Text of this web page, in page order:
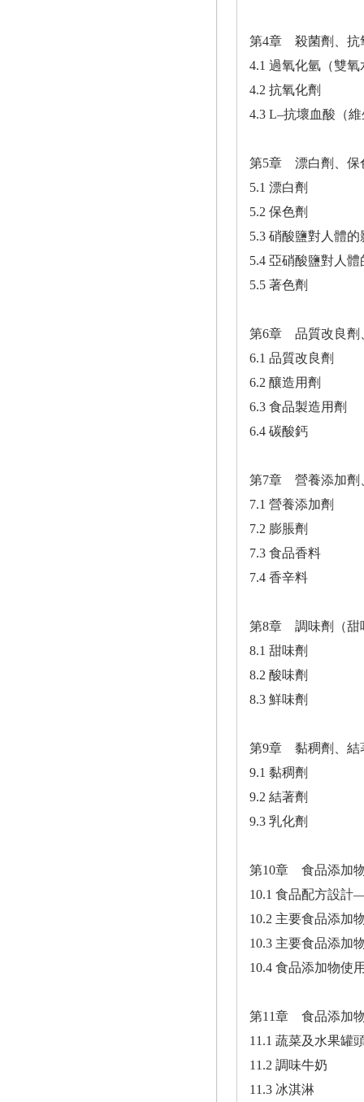
第4章 殺菌劑、抗
4.1 過氧化氫（雙氧
4.2 抗氧化劑
4.3 L–抗壞血酸（
第5章 漂白劑、保
5.1 漂白劑
5.2 保色劑
5.3 硝酸鹽對人體的
5.4 亞硝酸鹽對人體
5.5 著色劑
第6章 品質改良劑
6.1 品質改良劑
6.2 釀造用劑
6.3 食品製造用劑
6.4 碳酸鈣
第7章 營養添加劑
7.1 營養添加劑
7.2 膨脹劑
7.3 食品香料
7.4 香辛料
第8章 調味劑（甜
8.1 甜味劑
8.2 酸味劑
8.3 鮮味劑
第9章 黏稠劑、結
9.1 黏稠劑
9.2 結著劑
9.3 乳化劑
第10章 食品添加
10.1 食品配方設計
10.2 主要食品添加
10.3 主要食品添加
10.4 食品添加物使
第11章 食品添加
11.1 蔬菜及水果罐
11.2 調味牛奶
11.3 冰淇淋